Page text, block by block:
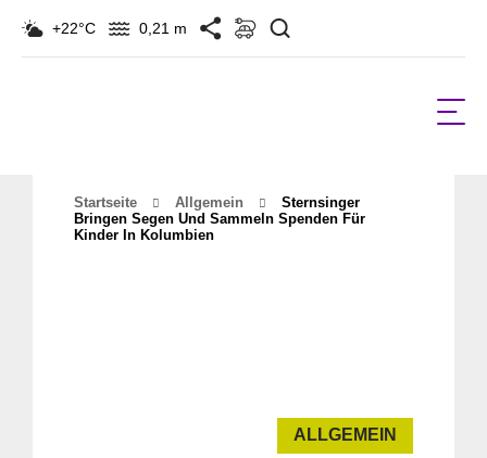
+22°C 0,21 m
Startseite Allgemein
Sternsinger
Bringen Segen Und Sammeln Spenden Für
Kinder In Kolumbien
ALLGEMEIN